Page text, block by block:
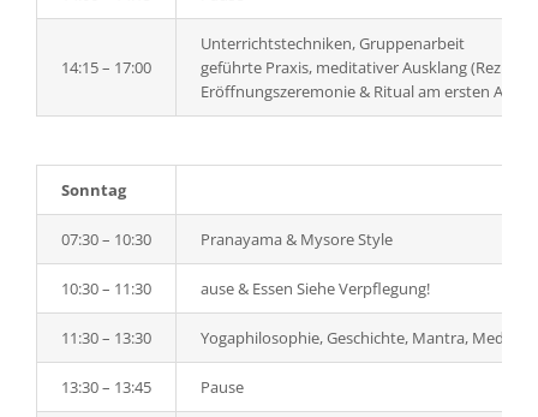
14:15 – 17:00
Unterrichtstechniken, Gruppenarbeit
geführte Praxis, meditativer Ausklang
Eröffnungszeremonie & Ritual am ersten
Sonntag
07:30 – 10:30 Pranayama & Mysore Style
10:30 – 11:30 ause & Essen Siehe Verpflegung!
11:30 – 13:30 Yogaphilosophie, Geschichte, Mantra,
13:30 – 13:45 Pause